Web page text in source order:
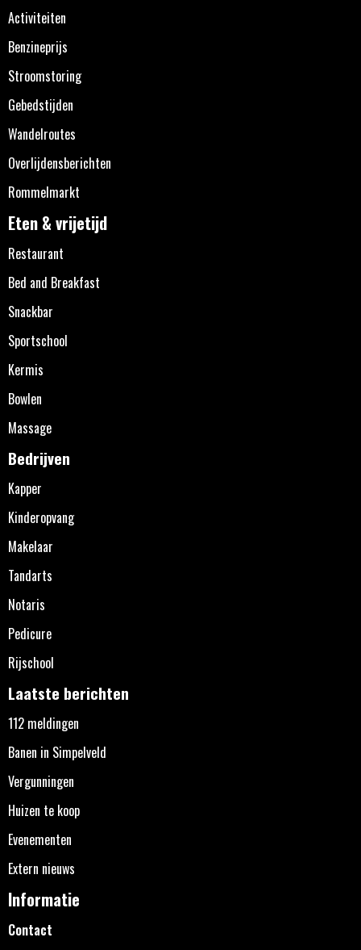
Activiteiten
Benzineprijs
Stroomstoring
Gebedstijden
Wandelroutes
Overlijdensberichten
Rommelmarkt
Eten & vrijetijd
Restaurant
Bed and Breakfast
Snackbar
Sportschool
Kermis
Bowlen
Massage
Bedrijven
Kapper
Kinderopvang
Makelaar
Tandarts
Notaris
Pedicure
Rijschool
Laatste berichten
112 meldingen
Banen in Simpelveld
Vergunningen
Huizen te koop
Evenementen
Extern nieuws
Informatie
Contact